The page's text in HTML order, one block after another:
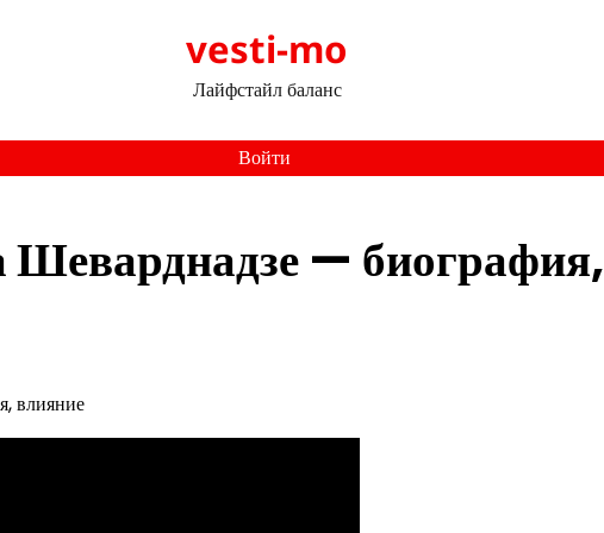
vesti-mo
Лайфстайл баланс
Войти
Шеварднадзе — биография,